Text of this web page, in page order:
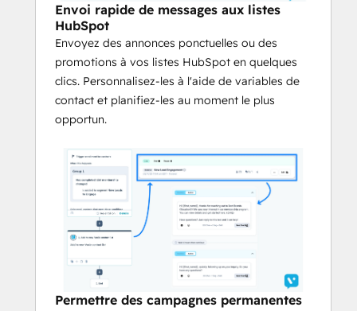
messages aux nouveaux prospects dès
qu'ils entrent dans HubSpot, en veillant à
ce que chaque contact reçoive une
communication opportune et conforme à
la marque, sans travail manuel
supplémentaire.
Envoyez les attributs des contacts de
HubSpot à Voxie, ou vice versa, pour des
profils plus riches et une meilleure
personnalisation.
Voxie est la seule plateforme SMS
conçue pour les franchises.
Envoi rapide de messages aux listes
HubSpot
Envoyez des annonces ponctuelles ou des
promotions à vos listes HubSpot en quelques
clics. Personnalisez-les à l'aide de variables de
contact et planifiez-les au moment le plus
opportun.
Permettre des campagnes permanentes